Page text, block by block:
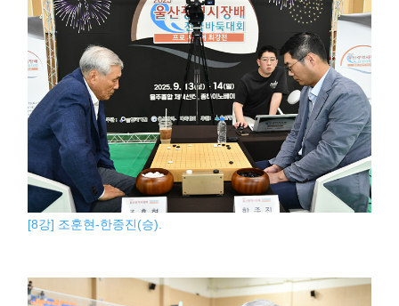
[8강] 조훈현-한종진(승).